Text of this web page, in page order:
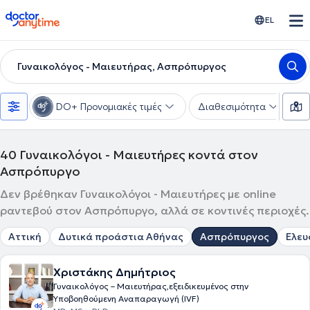
doctoranytime EL
Γυναικολόγος - Μαιευτήρας, Ασπρόπυργος
DO+ Προνομιακές τιμές Διαθεσιμότητα
40 Γυναικολόγοι - Μαιευτήρες κοντά στον
Ασπρόπυργο
Δεν βρέθηκαν Γυναικολόγοι - Μαιευτήρες με online
ραντεβού στον Ασπρόπυργο, αλλά σε κοντινές περιοχές.
Αττική Δυτικά προάστια Αθήνας Ασπρόπυργος
Χριστάκης Δημήτριος
Γυναικολόγος – Μαιευτήρας,εξειδικευμένος στην
Υποβοηθούμενη Αναπαραγωγή (IVF)